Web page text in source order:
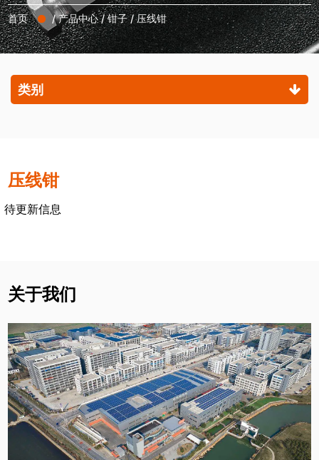
首页 /产品中心/钳子/压线钳
类别
压线钳
待更新信息
关于我们